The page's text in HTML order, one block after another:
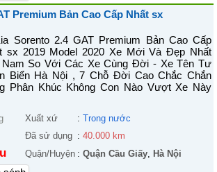
Premium Bản Cao Cấp Nhất sx
Sorento 2.4 GAT Premium Bản Cao Cấp
sx 2019 Model 2020 Xe Mới Và Đẹp Nhất
Nam So Với Các Xe Cùng Đời - Xe Tên Tư
Biển Hà Nội , 7 Chỗ Đời Cao Chắc Chắn
Phân Khúc Không Con Nào Vượt Xe Này
Xuất xứ : Trong nước
Đã sử dụng : 40.000 km
Quận/Huyện : Quận Cầu Giấy, Hà Nội